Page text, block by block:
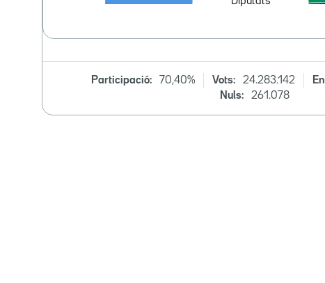
Participació: 70,40% Vots: 24.283.142
Nuls:
261.078